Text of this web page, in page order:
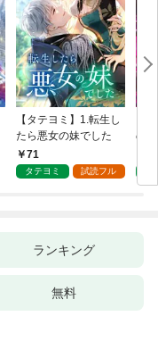
【タテヨミ】1.転生し
たら悪女の妹でした
71
タテヨミ 試読フル
の
ランキング
無料